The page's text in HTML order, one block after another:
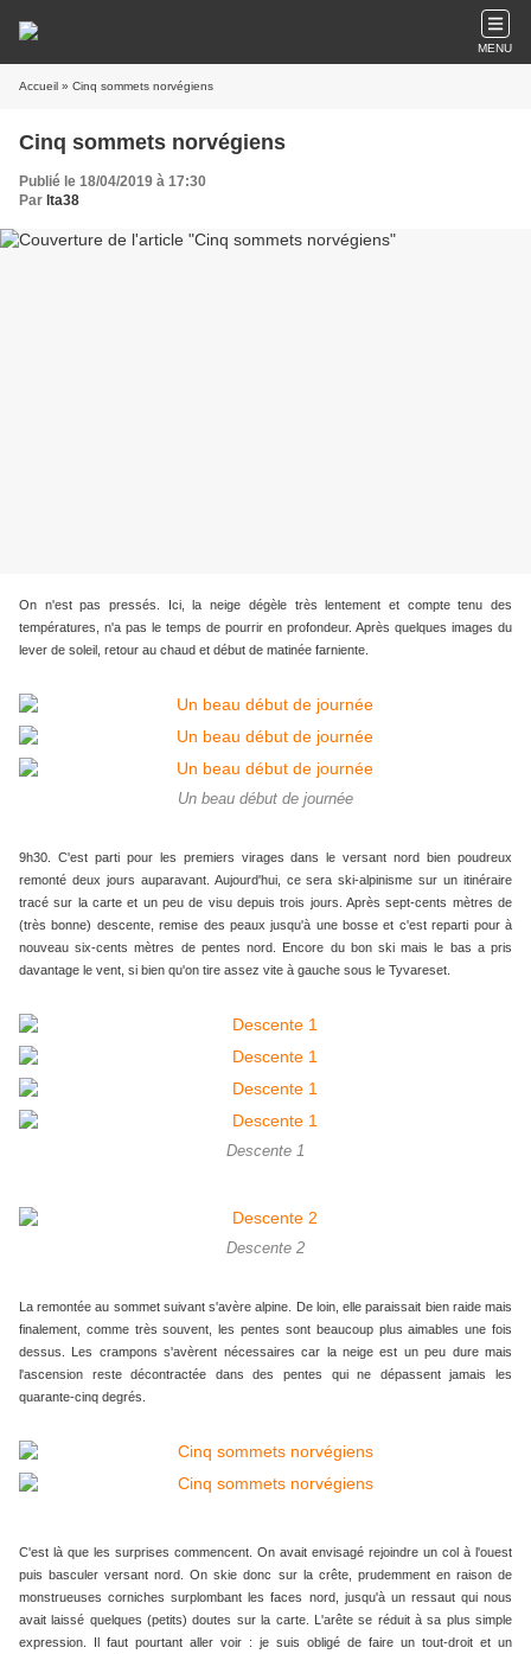
MENU
Accueil » Cinq sommets norvégiens
Cinq sommets norvégiens
Publié le 18/04/2019 à 17:30
Par lta38
On n'est pas pressés. Ici, la neige dégèle très lentement et compte tenu des
températures, n'a pas le temps de pourrir en profondeur. Après quelques images du
lever de soleil, retour au chaud et début de matinée farniente.
Un beau début de journée
9h30. C'est parti pour les premiers virages dans le versant nord bien poudreux
remonté deux jours auparavant. Aujourd'hui, ce sera ski-alpinisme sur un itinéraire
tracé sur la carte et un peu de visu depuis trois jours. Après sept-cents mètres de
(très bonne) descente, remise des peaux jusqu'à une bosse et c'est reparti pour à
nouveau six-cents mètres de pentes nord. Encore du bon ski mais le bas a pris
davantage le vent, si bien qu'on tire assez vite à gauche sous le Tyvareset.
Descente 1
Descente 2
La remontée au sommet suivant s'avère alpine. De loin, elle paraissait bien raide mais
finalement, comme très souvent, les pentes sont beaucoup plus aimables une fois
dessus. Les crampons s'avèrent nécessaires car la neige est un peu dure mais
l'ascension reste décontractée dans des pentes qui ne dépassent jamais les
quarante-cinq degrés.
C'est là que les surprises commencent. On avait envisagé rejoindre un col à l'ouest
puis basculer versant nord. On skie donc sur la crête, prudemment en raison de
monstrueuses corniches surplombant les faces nord, jusqu'à un ressaut qui nous
avait laissé quelques (petits) doutes sur la carte. L'arête se réduit à sa plus simple
expression. Il faut pourtant aller voir : je suis obligé de faire un tout-droit et un